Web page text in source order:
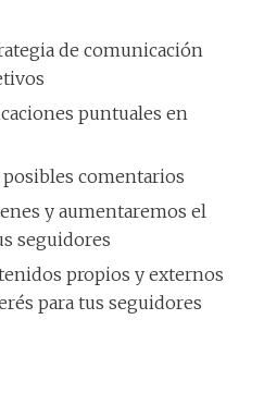
de comunicación
puntuales en
comentarios
y aumentaremos el
seguidores
propios y externos
para tus seguidores